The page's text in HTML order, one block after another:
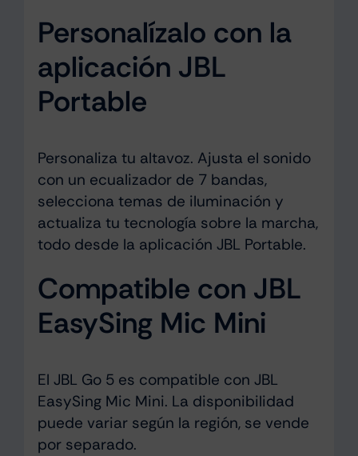
Personalízalo con la
aplicación JBL
Portable
Personaliza tu altavoz. Ajusta el sonido
con un ecualizador de 7 bandas,
selecciona temas de iluminación y
actualiza tu tecnología sobre la marcha,
todo desde la aplicación JBL Portable.
Compatible con JBL
EasySing Mic Mini
El JBL Go 5 es compatible con JBL
EasySing Mic Mini. La disponibilidad
puede variar según la región, se vende
por separado.